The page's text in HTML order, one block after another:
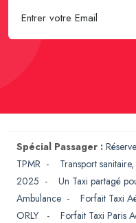
Spécial Passager :
TPMR - Transport
2025 - Un Taxi partagé
Ambulance - Forfait Taxi
ORLY
- Forfait Taxi Paris